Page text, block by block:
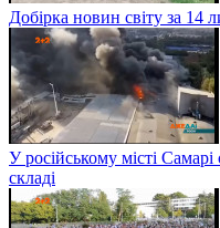
Добірка новин світу за 14
У російському місті
складі